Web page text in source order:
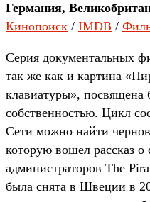
Германия,
Кинопоиск / IMDB /
Серия документальных
так же как и картина
клавиатуры», посвящена
собственностью. Цикл
Сети можно найти
которую вошел рассказ о
администраторов The
была снята в Швеции в